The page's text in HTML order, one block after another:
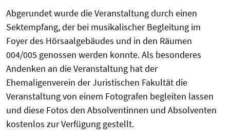
Abgerundet wurde die Veranstaltung durch einen
Sektempfang, der bei musikalischer Begleitung im
Foyer des Hörsaalgebäudes und in den Räumen
004/005 genossen werden konnte. Als besonderes
Andenken an die Veranstaltung hat der
Ehemaligenverein der Juristischen Fakultät die
Veranstaltung von einem Fotografen begleiten lassen
und diese Fotos den Absolventinnen und Absolventen
kostenlos zur Verfügung gestellt.